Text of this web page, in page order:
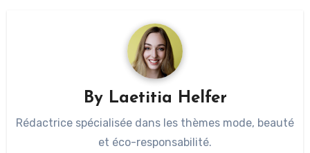
By Laetitia Helfer
Rédactrice spécialisée dans les thèmes mode, beauté
et éco-responsabilité.